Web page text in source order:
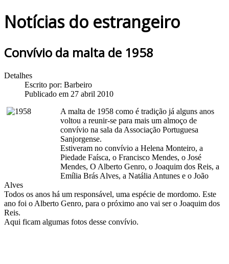
Notícias do estrangeiro
Convívio da malta de 1958
Detalhes
Escrito por: Barbeiro
Publicado em 27 abril 2010
A malta de 1958 como é tradição já alguns anos
voltou a reunir-se para mais um almoço de
convívio na sala da Associação Portuguesa
Sanjorgense.
Estiveram no convívio a Helena Monteiro, a
Piedade Faísca, o Francisco Mendes, o José
Mendes, O Alberto Genro, o Joaquim dos Reis, a
Emília Brás Alves, a Natália Antunes e o João
Alves
Todos os anos há um responsável, uma espécie de mordomo. Este
ano foi o Alberto Genro, para o próximo ano vai ser o Joaquim dos
Reis.
Aqui ficam algumas fotos desse convívio.